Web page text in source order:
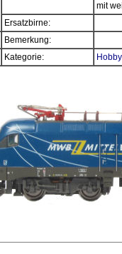
mit
Ersatzbirne:
Bemerkung:
Kategorie: